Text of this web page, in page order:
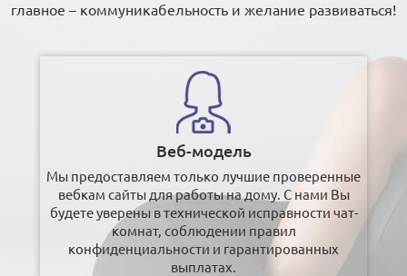
главное – коммуникабельность и желание развиваться!
Веб-модель
Мы предоставляем только лучшие проверенные
вебкам сайты для работы на дому. С нами Вы
будете уверены в технической исправности чат-
комнат, соблюдении правил
конфиденциальности и гарантированных
выплатах.